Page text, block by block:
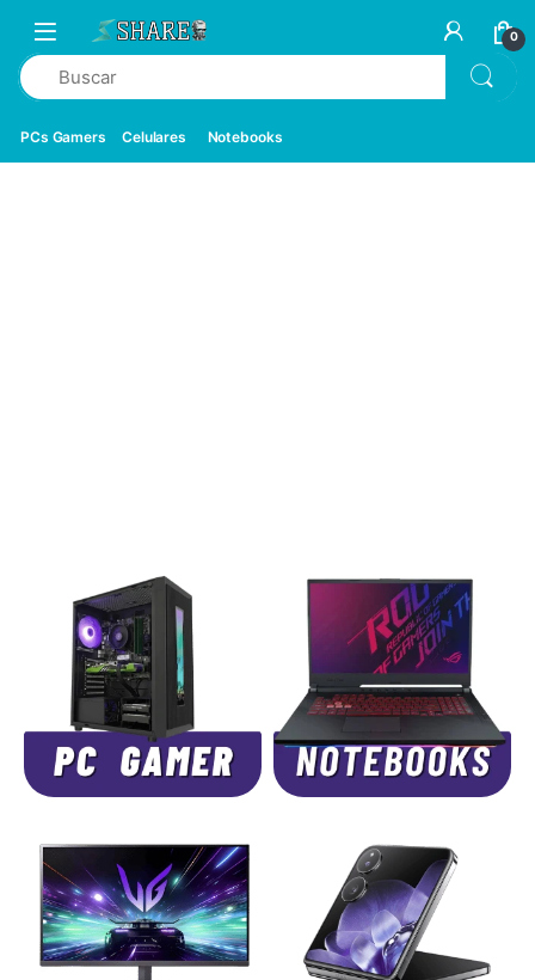
0
PCs Gamers Celulares Notebooks